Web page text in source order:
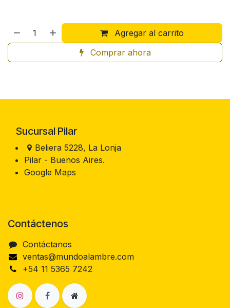
Agregar al carrito
Comprar ahora
Sucursal Pilar
Beliera 5228, La Lonja
Pilar - Buenos Aires.
Google Maps
Contáctenos
Contáctanos
ventas@mundoalambre.com
+54 11 5365 7242